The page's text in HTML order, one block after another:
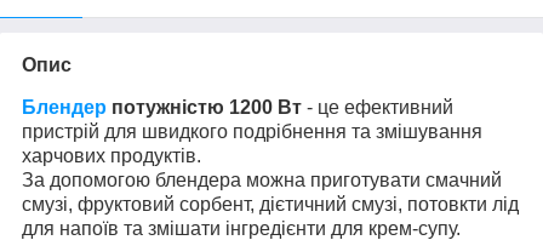
Опис
Блендер потужністю 1200 Вт - це ефективний
пристрій для швидкого подрібнення та змішування
харчових продуктів.
За допомогою блендера можна приготувати смачний
смузі, фруктовий сорбент, дієтичний смузі, потовкти лід
для напоїв та змішати інгредієнти для крем-супу.